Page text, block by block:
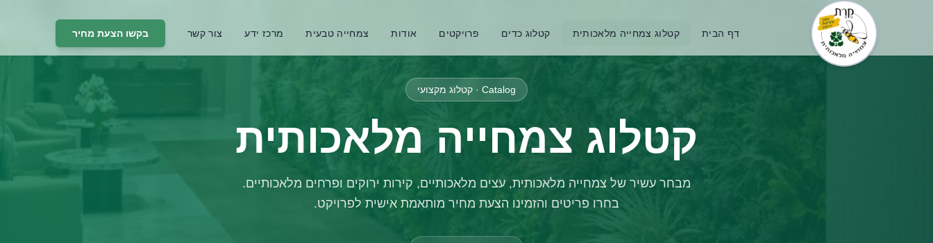
דף הבית קטלוג צמחייה מלאכותית קטלוג כדים פרויקטים אודות צמחייה טבעית מרכז ידע צור קשר בקשו הצעת מחיר
Catalog · קטלוג מקצועי
קטלוג צמחייה מלאכותית
מבחר עשיר של צמחייה מלאכותית, עצים מלאכותיים, קירות ירוקים ופרחים מלאכותיים.
בחרו פריטים והזמינו הצעת מחיר מותאמת אישית לפרויקט.